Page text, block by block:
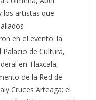
los artistas que
en el evento: la
de Cultura,
en Tlaxcala,
de la Red de
Cruces Arteaga; el